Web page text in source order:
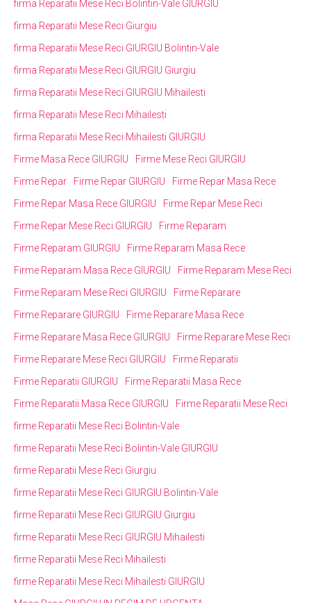
firma Reparatii Mese Reci Bolintin-Vale GIURGIU
firma Reparatii Mese Reci Giurgiu
firma Reparatii Mese Reci GIURGIU Bolintin-Vale
firma Reparatii Mese Reci GIURGIU Giurgiu
firma Reparatii Mese Reci GIURGIU Mihailesti
firma Reparatii Mese Reci Mihailesti
firma Reparatii Mese Reci Mihailesti GIURGIU
Firme Masa Rece GIURGIU
Firme Mese Reci GIURGIU
Firme Repar
Firme Repar GIURGIU
Firme Repar Masa Rece
Firme Repar Masa Rece GIURGIU
Firme Repar Mese Reci
Firme Repar Mese Reci GIURGIU
Firme Reparam
Firme Reparam GIURGIU
Firme Reparam Masa Rece
Firme Reparam Masa Rece GIURGIU
Firme Reparam Mese Reci
Firme Reparam Mese Reci GIURGIU
Firme Reparare
Firme Reparare GIURGIU
Firme Reparare Masa Rece
Firme Reparare Masa Rece GIURGIU
Firme Reparare Mese Reci
Firme Reparare Mese Reci GIURGIU
Firme Reparatii
Firme Reparatii GIURGIU
Firme Reparatii Masa Rece
Firme Reparatii Masa Rece GIURGIU
Firme Reparatii Mese Reci
firme Reparatii Mese Reci Bolintin-Vale
firme Reparatii Mese Reci Bolintin-Vale GIURGIU
firme Reparatii Mese Reci Giurgiu
firme Reparatii Mese Reci GIURGIU Bolintin-Vale
firme Reparatii Mese Reci GIURGIU Giurgiu
firme Reparatii Mese Reci GIURGIU Mihailesti
firme Reparatii Mese Reci Mihailesti
firme Reparatii Mese Reci Mihailesti GIURGIU